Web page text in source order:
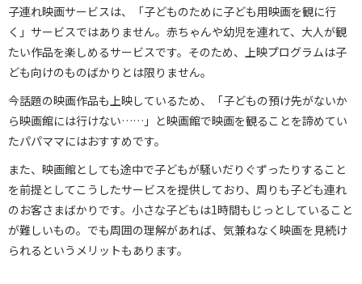
子連れ映画サービスは、「子どものために子ども用映画を観に行
く」サービスではありません。赤ちゃんや幼児を連れて、大人が観
たい作品を楽しめるサービスです。そのため、上映プログラムは子
ども向けのものばかりとは限りません。
今話題の映画作品も上映しているため、「子どもの預け先がないか
ら映画館には行けない……」と映画館で映画を観ることを諦めてい
たパパママにはおすすめです。
また、映画館としても途中で子どもが騒いだりぐずったりすること
を前提としてこうしたサービスを提供しており、周りも子ども連れ
のお客さまばかりです。小さな子どもは1時間もじっとしていること
が難しいもの。でも周囲の理解があれば、気兼ねなく映画を見続け
られるというメリットもあります。